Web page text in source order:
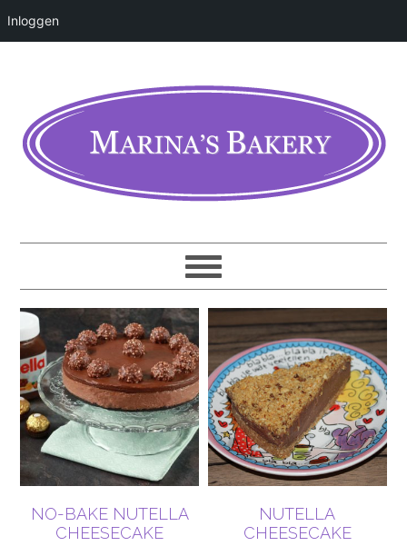
Inloggen
NO-BAKE NUTELLA
CHEESECAKE
NUTELLA
CHEESECAKE